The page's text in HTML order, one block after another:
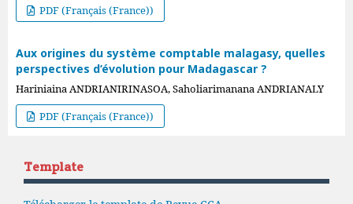
PDF (Français (France))
Aux origines du système comptable malagasy, quelles
perspectives d’évolution pour Madagascar ?
Hariniaina ANDRIANIRINASOA, Saholiarimanana ANDRIANALY
PDF (Français (France))
Template